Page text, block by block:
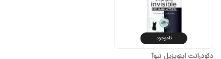
ناموجود
دئودرانت اینویزیل نیوآ